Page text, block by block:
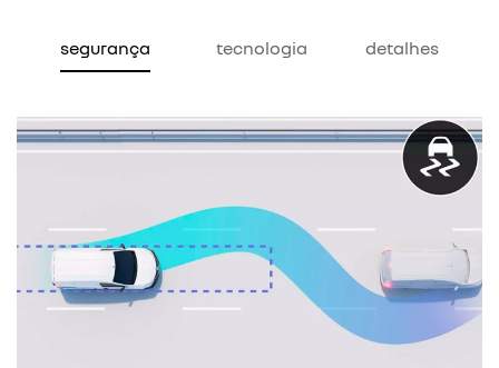
segurança tecnologia detalhes